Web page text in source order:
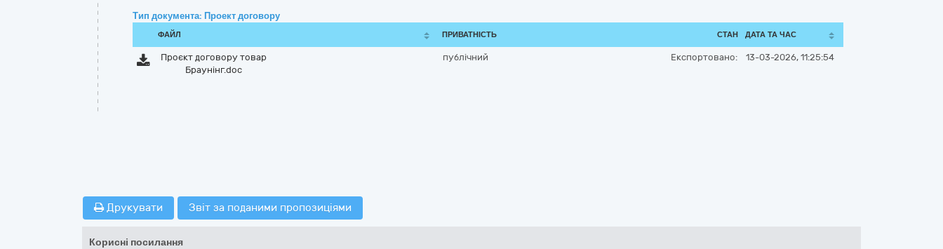
Тип документа: Проект договору
ФАЙЛ ПРИВАТНІСТЬ СТАН ДАТА ТА ЧАС
Проєкт договору товар
Браунінг.doc
публічний Експортовано: 13-03-2026, 11:25:54
Друкувати Звіт за поданими пропозиціями
Корисні посилання